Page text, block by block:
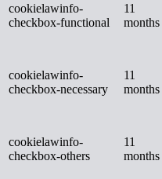
cookielawinfo-
checkbox-functional
11
months
cookielawinfo-
checkbox-necessary
11
months
cookielawinfo-
checkbox-others
11
months